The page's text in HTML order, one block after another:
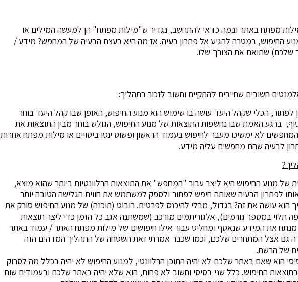
מפתח באתר ובמה כדאי להתחשב, נגדיר ש"מילות מפתח" הן למעשה המילים או
החיפוש, במטרה להגיע אל פתרון בעיה. אז מה היא בעצם הבעיה של המחפש? מידע /
שלכם) שתואם את הצורך שלו.
חשובים שחייבים להתקיים וחשוב לזכור בתהליך:
לפתור, הכלי שקהל היעד עושה בו שימוש הוא מנוע החיפוש, האופן שבו קהל היעד בוחר
ברגע האמת שבו נחשפות התוצאות של מנוע החיפוש, הגולש בוחר מבין התוצאות את
המחפשים לא ימשיכו מעבר לחיפוש בעמוד הראשון ופשוט ינסו ביטויים או מילות מפתח אחרות
לבעיה שהם מחפשים עליה מידע.
של מנוע החיפוש היא ליצר עבור "המחפש" את התוצאות הרלוונטיות ביותר שהוא מוצא,
לפתרון הבעיה שאותה חיפש לפתור ולספק למשתמש את חווית הגלישה הטובה יותר
הוא עושה את זה? בגדול, מבלי להיכנס לפרטים. רובוט (תוכנה) של מנוע החיפוש סורק את
תלוי במספר גורמים), אלגוריתמים מורכב (שמשתנה אגב כל הזמן כדי ליצר תוצאות
מנתח את המידע שנאסף ומחליט עבור אילו חיפושים של מילות מפתח האתר / עמוד באתר
גם אצל המתחרים שלכם, וכמו שכבר אמרתי זאת השטחה של התהליך המדהים הזה
של הרשת.
הוא שאם באתר שלכם לא יהיה התוכן הרלוונטי, למנוע החיפוש לא יהיה בכלל מה לסרוק
החיפוש. כלל שני בסיסי וחשוב לא פחות, הוא שלא יהיה באתר שלכם ובעמודים שום